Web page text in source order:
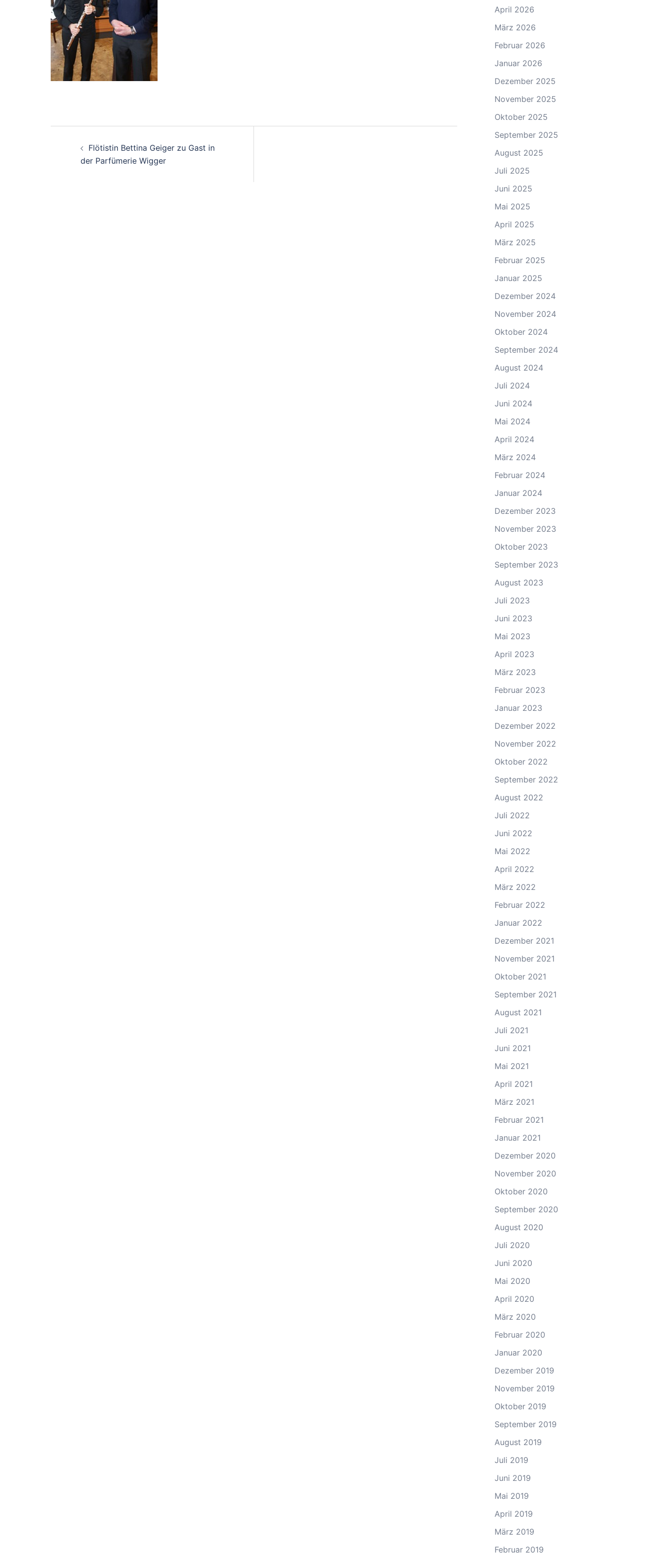
Beitrags-
Navigation
Flötistin Bettina Geiger zu Gast in
der Parfümerie Wigger
April 2026
März 2026
Februar 2026
Januar 2026
Dezember 2025
November 2025
Oktober 2025
September 2025
August 2025
Juli 2025
Juni 2025
Mai 2025
April 2025
März 2025
Februar 2025
Januar 2025
Dezember 2024
November 2024
Oktober 2024
September 2024
August 2024
Juli 2024
Juni 2024
Mai 2024
April 2024
März 2024
Februar 2024
Januar 2024
Dezember 2023
November 2023
Oktober 2023
September 2023
August 2023
Juli 2023
Juni 2023
Mai 2023
April 2023
März 2023
Februar 2023
Januar 2023
Dezember 2022
November 2022
Oktober 2022
September 2022
August 2022
Juli 2022
Juni 2022
Mai 2022
April 2022
März 2022
Februar 2022
Januar 2022
Dezember 2021
November 2021
Oktober 2021
September 2021
August 2021
Juli 2021
Juni 2021
Mai 2021
April 2021
März 2021
Februar 2021
Januar 2021
Dezember 2020
November 2020
Oktober 2020
September 2020
August 2020
Juli 2020
Juni 2020
Mai 2020
April 2020
März 2020
Februar 2020
Januar 2020
Dezember 2019
November 2019
Oktober 2019
September 2019
August 2019
Juli 2019
Juni 2019
Mai 2019
April 2019
März 2019
Februar 2019